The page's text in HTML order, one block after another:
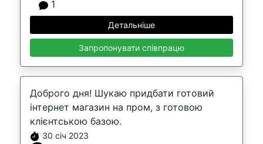
1
Детальніше
Запропонувати співпрацю
Доброго дня! Шукаю придбати готовий
інтернет магазин на пром, з готовою
клієнтською базою.
30 січ 2023